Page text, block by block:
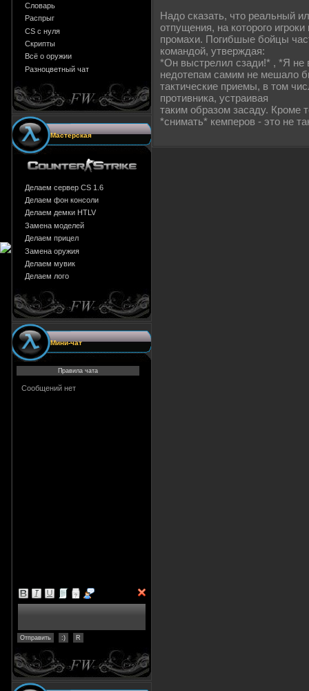
Словарь
Распрыг
CS с нуля
Скрипты
Всё о оружии
Разноцветный чат
Мастерская
Делаем сервер CS 1.6
Делаем фон консоли
Делаем демки HTLV
Замена моделей
Делаем прицел
Замена оружия
Делаем мувик
Делаем лого
Мини-чат
Надо сказать, что реальный
отпущения, на которого
промахи. Погибшые бойцы
командой, утверждая:
*Он выстрелил сзади!* , *Я не
недотепам самим не мешало
тактические приемы, в том
противника, устраивая
таким образом засаду. Кроме
*снимать* кемперов - это не